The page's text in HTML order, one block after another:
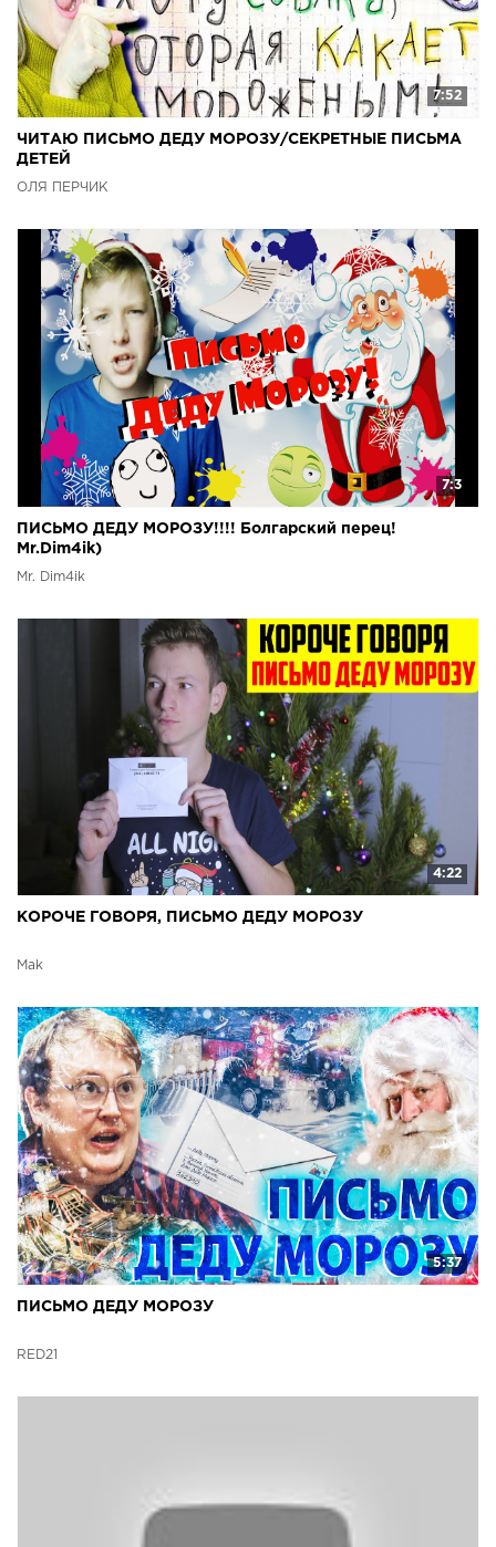
7:52
ЧИТАЮ ПИСЬМО ДЕДУ МОРОЗУ/СЕКРЕТНЫЕ ПИСЬМА
ДЕТЕЙ
ОЛЯ ПЕРЧИК
7:3
ПИСЬМО ДЕДУ МОРОЗУ!!!! Болгарский перец!
Mr.Dim4ik)
Mr. Dim4ik
4:22
КОРОЧЕ ГОВОРЯ, ПИСЬМО ДЕДУ МОРОЗУ
Mak
5:37
ПИСЬМО ДЕДУ МОРОЗУ
RED21